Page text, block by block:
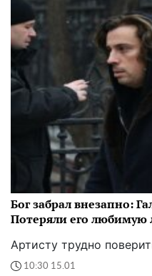
Бог забрал внезапно:
Потеряли его любимую
Артисту трудно
10:30 15.01